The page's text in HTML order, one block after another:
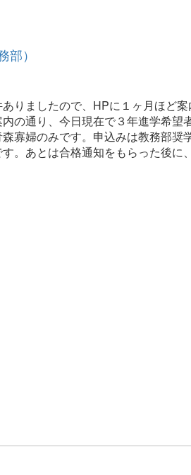
）
ましたので、HPに１ヶ月ほど案
の通り、今日現在で３年進学希望
寡婦のみです。申込みは教務部奨
。あとは合格通知をもらった後に